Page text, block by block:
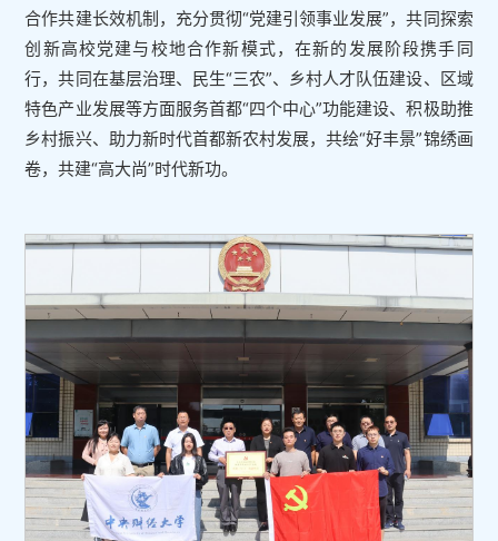
合作共建长效机制，充分贯彻“党建引领事业发展”，共同探索
创新高校党建与校地合作新模式，在新的发展阶段携手同
行，共同在基层治理、民生“三农”、乡村人才队伍建设、区域
特色产业发展等方面服务首都“四个中心”功能建设、积极助推
乡村振兴、助力新时代首都新农村发展，共绘“好丰景”锦绣画
卷，共建“高大尚”时代新功。